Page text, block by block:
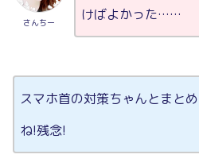
さんちー
けばよかった……
スマホ首の対策ちゃんとまと
ね!残念!